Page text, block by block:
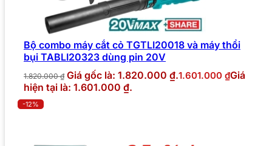
Bộ combo máy cắt cỏ TGTLI20018 và máy thổi
bụi TABLI20323 dùng pin 20V
1.820.000₫ Giá gốc là: 1.820.000 ₫.1.601.000 ₫Giá
hiện tại là: 1.601.000 ₫.
-12%